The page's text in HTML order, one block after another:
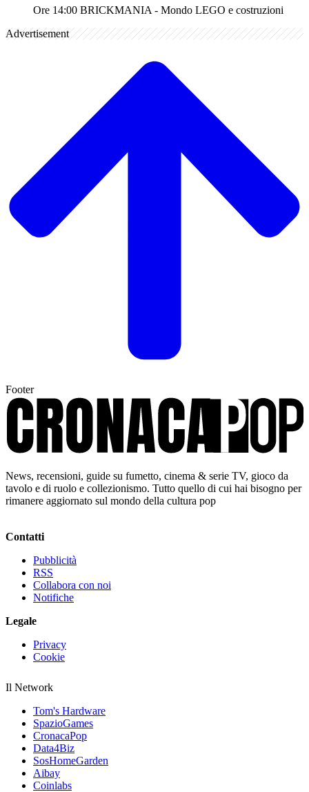
Ore 14:00 BRICKMANIA - Mondo LEGO e costruzioni
Advertisement
Footer
News, recensioni, guide su fumetto, cinema & serie TV, gioco da
tavolo e di ruolo e collezionismo. Tutto quello di cui hai bisogno per
rimanere aggiornato sul mondo della cultura pop
Contatti
Pubblicità
RSS
Collabora con noi
Notifiche
Legale
Privacy
Cookie
Il Network
Tom's Hardware
SpazioGames
CronacaPop
Data4Biz
SosHomeGarden
Aibay
Coinlabs